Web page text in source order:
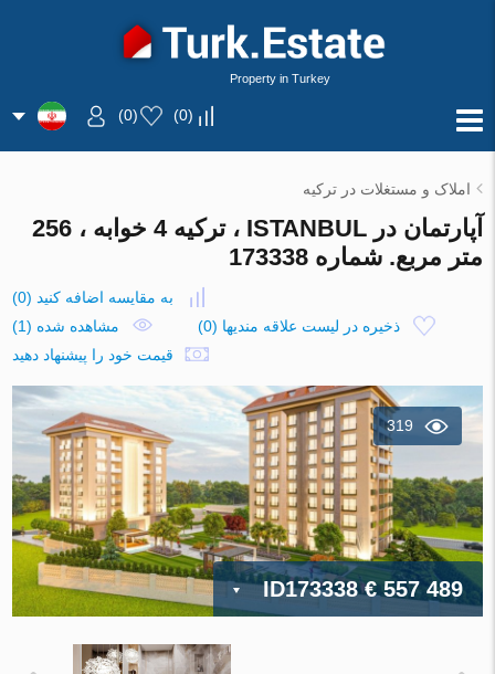
Property in Turkey
(
0
)
(
0
)
املاک و مستغلات در ترکیه
آپارتمان در ISTANBUL ، ترکیه 4 خوابه ، 256
متر مربع. شماره 173338
به مقایسه اضافه کنید (
0
)
ذخیره در لیست علاقه مندیها (
0
)
مشاهده شده (1)
قیمت خود را پیشنهاد دهید
319
ID173338€ 557 489